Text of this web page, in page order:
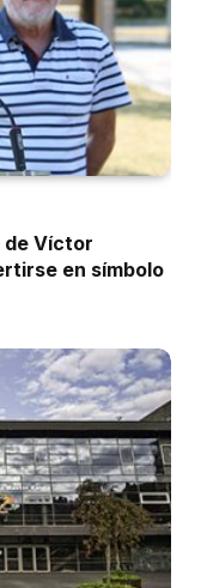
de Víctor
en símbolo